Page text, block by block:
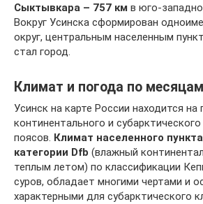
Сыктывкара – 757 км в юго-
Вокруг Усинска сформирован
округ, центральным населенным
стал город.
Климат и погода по месяцам
Усинск на карте России находится на
континентального и
поясов. Климат населенного
категории Dfb (влажный
теплым летом) по классификации
суров, обладает многими чертами и
характерными для субарктического